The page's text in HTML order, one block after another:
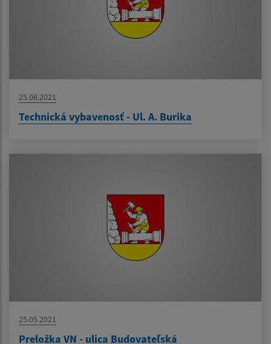
25.08.2021
Technická vybavenosť - Ul. A. Burika
25.05.2021
Preložka VN - ulica Budovateľská